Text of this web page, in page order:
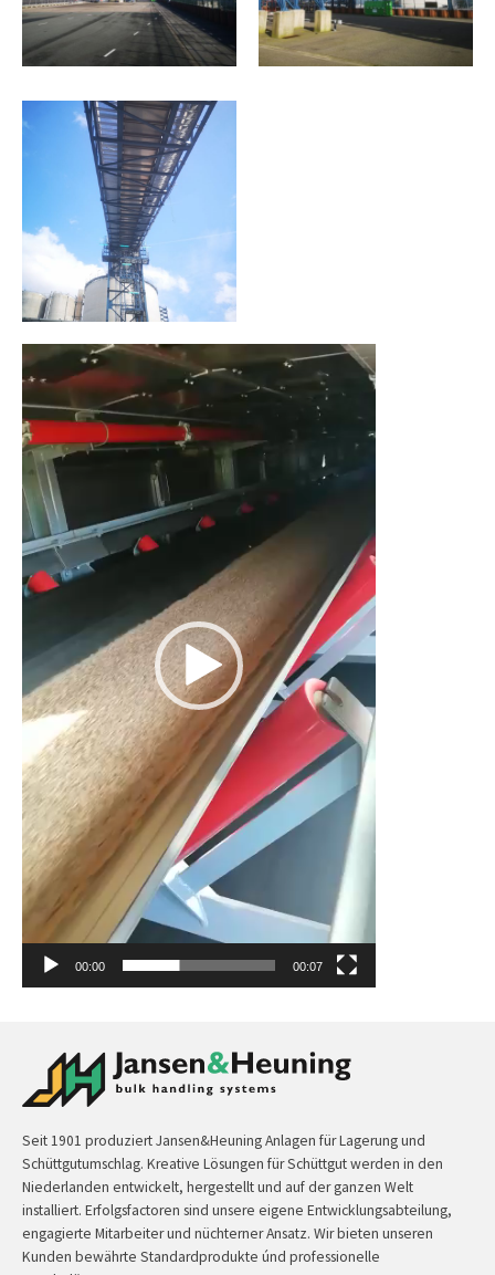
Video-
Player
00:00 00:07
Seit 1901 produziert Jansen&Heuning Anlagen für Lagerung und
Schüttgutumschlag. Kreative Lösungen für Schüttgut werden in den
Niederlanden entwickelt, hergestellt und auf der ganzen Welt
installiert. Erfolgsfactoren sind unsere eigene Entwicklungsabteilung,
engagierte Mitarbeiter und nüchterner Ansatz. Wir bieten unseren
Kunden bewährte Standardprodukte únd professionelle